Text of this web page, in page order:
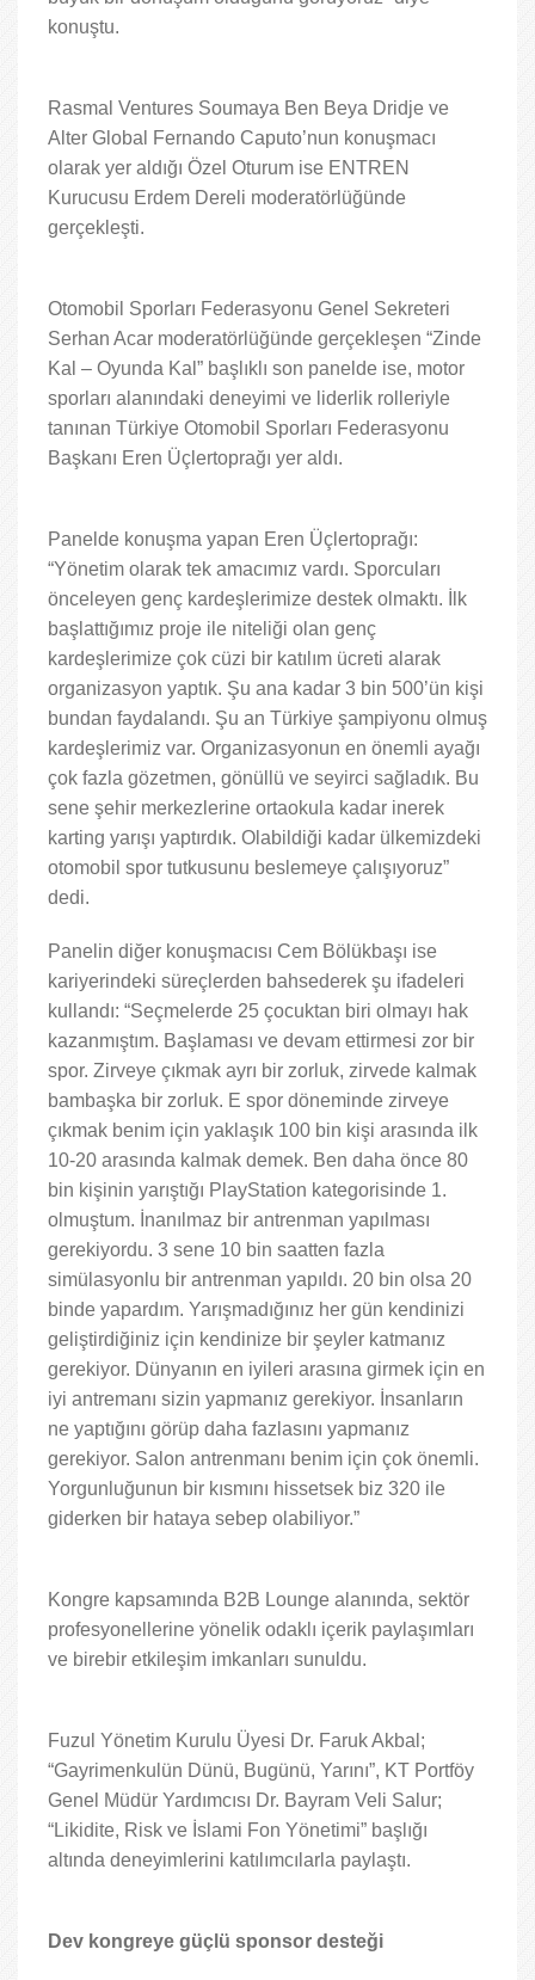
konuştu.
Rasmal Ventures Soumaya Ben Beya Dridje ve
Alter Global Fernando Caputo’nun konuşmacı
olarak yer aldığı Özel Oturum ise ENTREN
Kurucusu Erdem Dereli moderatörlüğünde
gerçekleşti.
Otomobil Sporları Federasyonu Genel Sekreteri
Serhan Acar moderatörlüğünde gerçekleşen “Zinde
Kal – Oyunda Kal” başlıklı son panelde ise, motor
sporları alanındaki deneyimi ve liderlik rolleriyle
tanınan Türkiye Otomobil Sporları Federasyonu
Başkanı Eren Üçlertoprağı yer aldı.
Panelde konuşma yapan Eren Üçlertoprağı:
“Yönetim olarak tek amacımız vardı. Sporcuları
önceleyen genç kardeşlerimize destek olmaktı. İlk
başlattığımız proje ile niteliği olan genç
kardeşlerimize çok cüzi bir katılım ücreti alarak
organizasyon yaptık. Şu ana kadar 3 bin 500’ün kişi
bundan faydalandı. Şu an Türkiye şampiyonu olmuş
kardeşlerimiz var. Organizasyonun en önemli ayağı
çok fazla gözetmen, gönüllü ve seyirci sağladık. Bu
sene şehir merkezlerine ortaokula kadar inerek
karting yarışı yaptırdık. Olabildiği kadar ülkemizdeki
otomobil spor tutkusunu beslemeye çalışıyoruz”
dedi.
Panelin diğer konuşmacısı Cem Bölükbaşı ise
kariyerindeki süreçlerden bahsederek şu ifadeleri
kullandı: “Seçmelerde 25 çocuktan biri olmayı hak
kazanmıştım. Başlaması ve devam ettirmesi zor bir
spor. Zirveye çıkmak ayrı bir zorluk, zirvede kalmak
bambaşka bir zorluk. E spor döneminde zirveye
çıkmak benim için yaklaşık 100 bin kişi arasında ilk
10-20 arasında kalmak demek. Ben daha önce 80
bin kişinin yarıştığı PlayStation kategorisinde 1.
olmuştum. İnanılmaz bir antrenman yapılması
gerekiyordu. 3 sene 10 bin saatten fazla
simülasyonlu bir antrenman yapıldı. 20 bin olsa 20
binde yapardım. Yarışmadığınız her gün kendinizi
geliştirdiğiniz için kendinize bir şeyler katmanız
gerekiyor. Dünyanın en iyileri arasına girmek için en
iyi antremanı sizin yapmanız gerekiyor. İnsanların
ne yaptığını görüp daha fazlasını yapmanız
gerekiyor. Salon antrenmanı benim için çok önemli.
Yorgunluğunun bir kısmını hissetsek biz 320 ile
giderken bir hataya sebep olabiliyor.”
Kongre kapsamında B2B Lounge alanında, sektör
profesyonellerine yönelik odaklı içerik paylaşımları
ve birebir etkileşim imkanları sunuldu.
Fuzul Yönetim Kurulu Üyesi Dr. Faruk Akbal;
“Gayrimenkulün Dünü, Bugünü, Yarını”, KT Portföy
Genel Müdür Yardımcısı Dr. Bayram Veli Salur;
“Likidite, Risk ve İslami Fon Yönetimi” başlığı
altında deneyimlerini katılımcılarla paylaştı.
Dev kongreye güçlü sponsor desteği